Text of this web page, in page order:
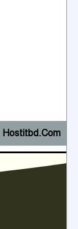
Hostitbd.Com